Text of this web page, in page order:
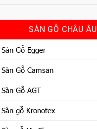
SÀN GỖ CHÂU ÂU
Sàn Gỗ Egger
Sàn Gỗ Camsan
Sàn Gỗ AGT
Sàn gỗ Kronotex